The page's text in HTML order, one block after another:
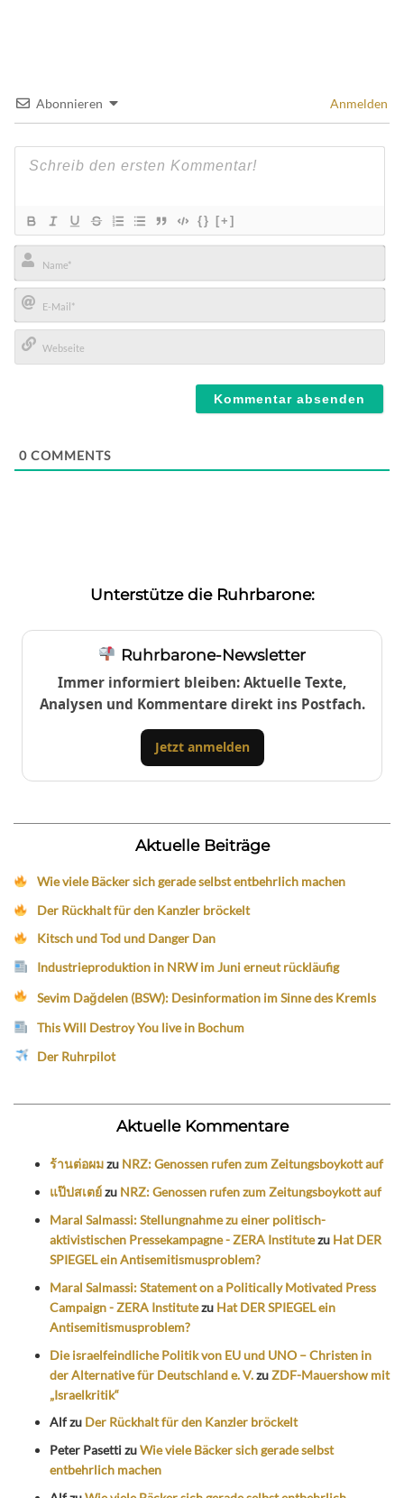
Abonnieren Anmelden
{} [+]
Name*
E-
Mail*
0 COMMENTS
Unterstütze die Ruhrbarone:
Ruhrbarone-Newsletter
Immer informiert bleiben: Aktuelle Texte,
Analysen und Kommentare direkt ins Postfach.
Jetzt anmelden
Aktuelle Beiträge
Wie viele Bäcker sich gerade selbst entbehrlich machen
Der Rückhalt für den Kanzler bröckelt
Kitsch und Tod und Danger Dan
Industrieproduktion in NRW im Juni erneut rückläufig
Sevim Dağdelen (BSW): Desinformation im Sinne des Kremls
This Will Destroy You live in Bochum
Der Ruhrpilot
Aktuelle Kommentare
ร้านต่อผมzu NRZ: Genossen rufen zum Zeitungsboykott auf
แป๊ปสเตย์zu NRZ: Genossen rufen zum Zeitungsboykott auf
Maral Salmassi: Stellungnahme zu einer politisch-
aktivistischen Pressekampagne - ZERA Institutezu Hat DER
SPIEGEL ein Antisemitismusproblem?
Maral Salmassi: Statement on a Politically Motivated Press
Campaign - ZERA Institutezu Hat DER SPIEGEL ein
Antisemitismusproblem?
Die israelfeindliche Politik von EU und UNO – Christen in
der Alternative für Deutschland e. V.zuZDF-Mauershow mit
„Israelkritik“
Alfzu Der Rückhalt für den Kanzler bröckelt
Peter PasettizuWie viele Bäcker sich gerade selbst
entbehrlich machen